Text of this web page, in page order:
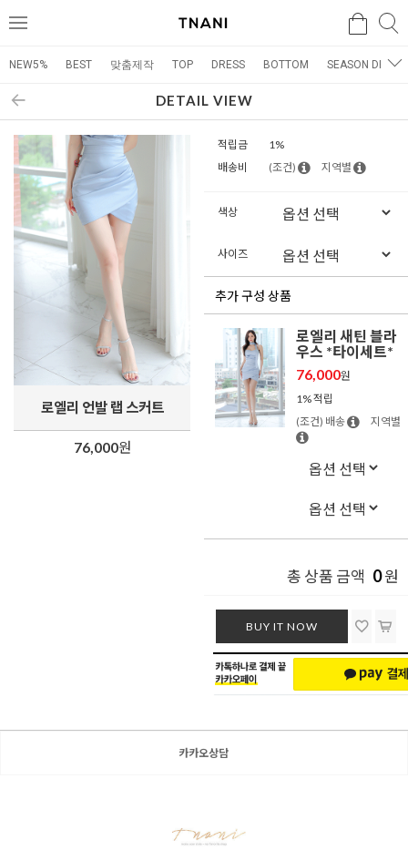
메
검색
NEW5% BEST 맞춤제작 TOP DRESS BOTTOM SEASON DRESS
DETAIL VIEW
로엘리 언발 랩 스커트
76,000원
적립금
1%
배송비
(조건) 지역별
색상
사이즈
추가 구성 상품
로엘리 새틴 블라
우스 *타이세트*
76,000원
1% 적립
(조건) 배송
지역별
총 상품 금액 0원
BUY IT NOW
카카오상담